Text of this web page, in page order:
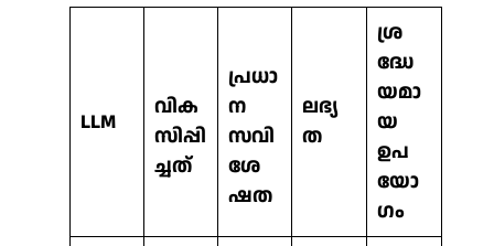
LLM
വിക
സിപ്പി
ച്ചത്
പ്രധാ
ന
സവി
ശേ
ഷത
ലഭ്യ
ത
ശ്ര
ദ്ധേ
യമാ
യ
ഉപ
യോ
ഗം